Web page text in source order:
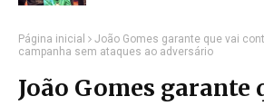
Página inicial
João Gomes garante que vai
campanha sem ataques ao adversário
João Gomes garante